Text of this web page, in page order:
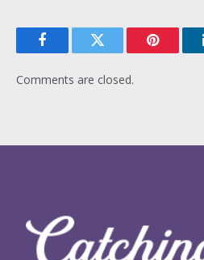
FacebookTwitter Pinterest
Comments are closed.